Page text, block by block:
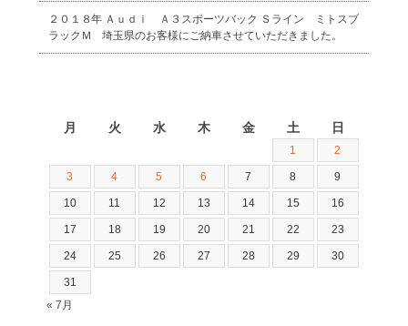
２０１８年 Ａｕｄｉ Ａ３スポーツバック Ｓライン ミトスブ
ラックＭ 埼玉県のお客様にご納車させていただきました。
月 火 水 木 金 土 日
1 2
3 4 5 6 7 8 9
10 11 12 13 14 15 16
17 18 19 20 21 22 23
24 25 26 27 28 29 30
31
« 7月